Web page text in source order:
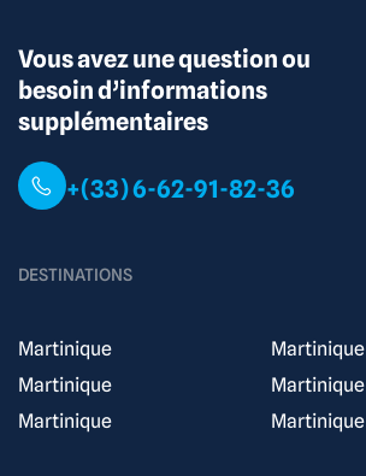
Vous avez une question ou
besoin d’informations
supplémentaires
+(33) 6-62-91-82-36
DESTINATIONS
Martinique
Martinique
Martinique
Martinique
Martinique
Martinique